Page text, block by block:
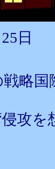
日
略国
攻を